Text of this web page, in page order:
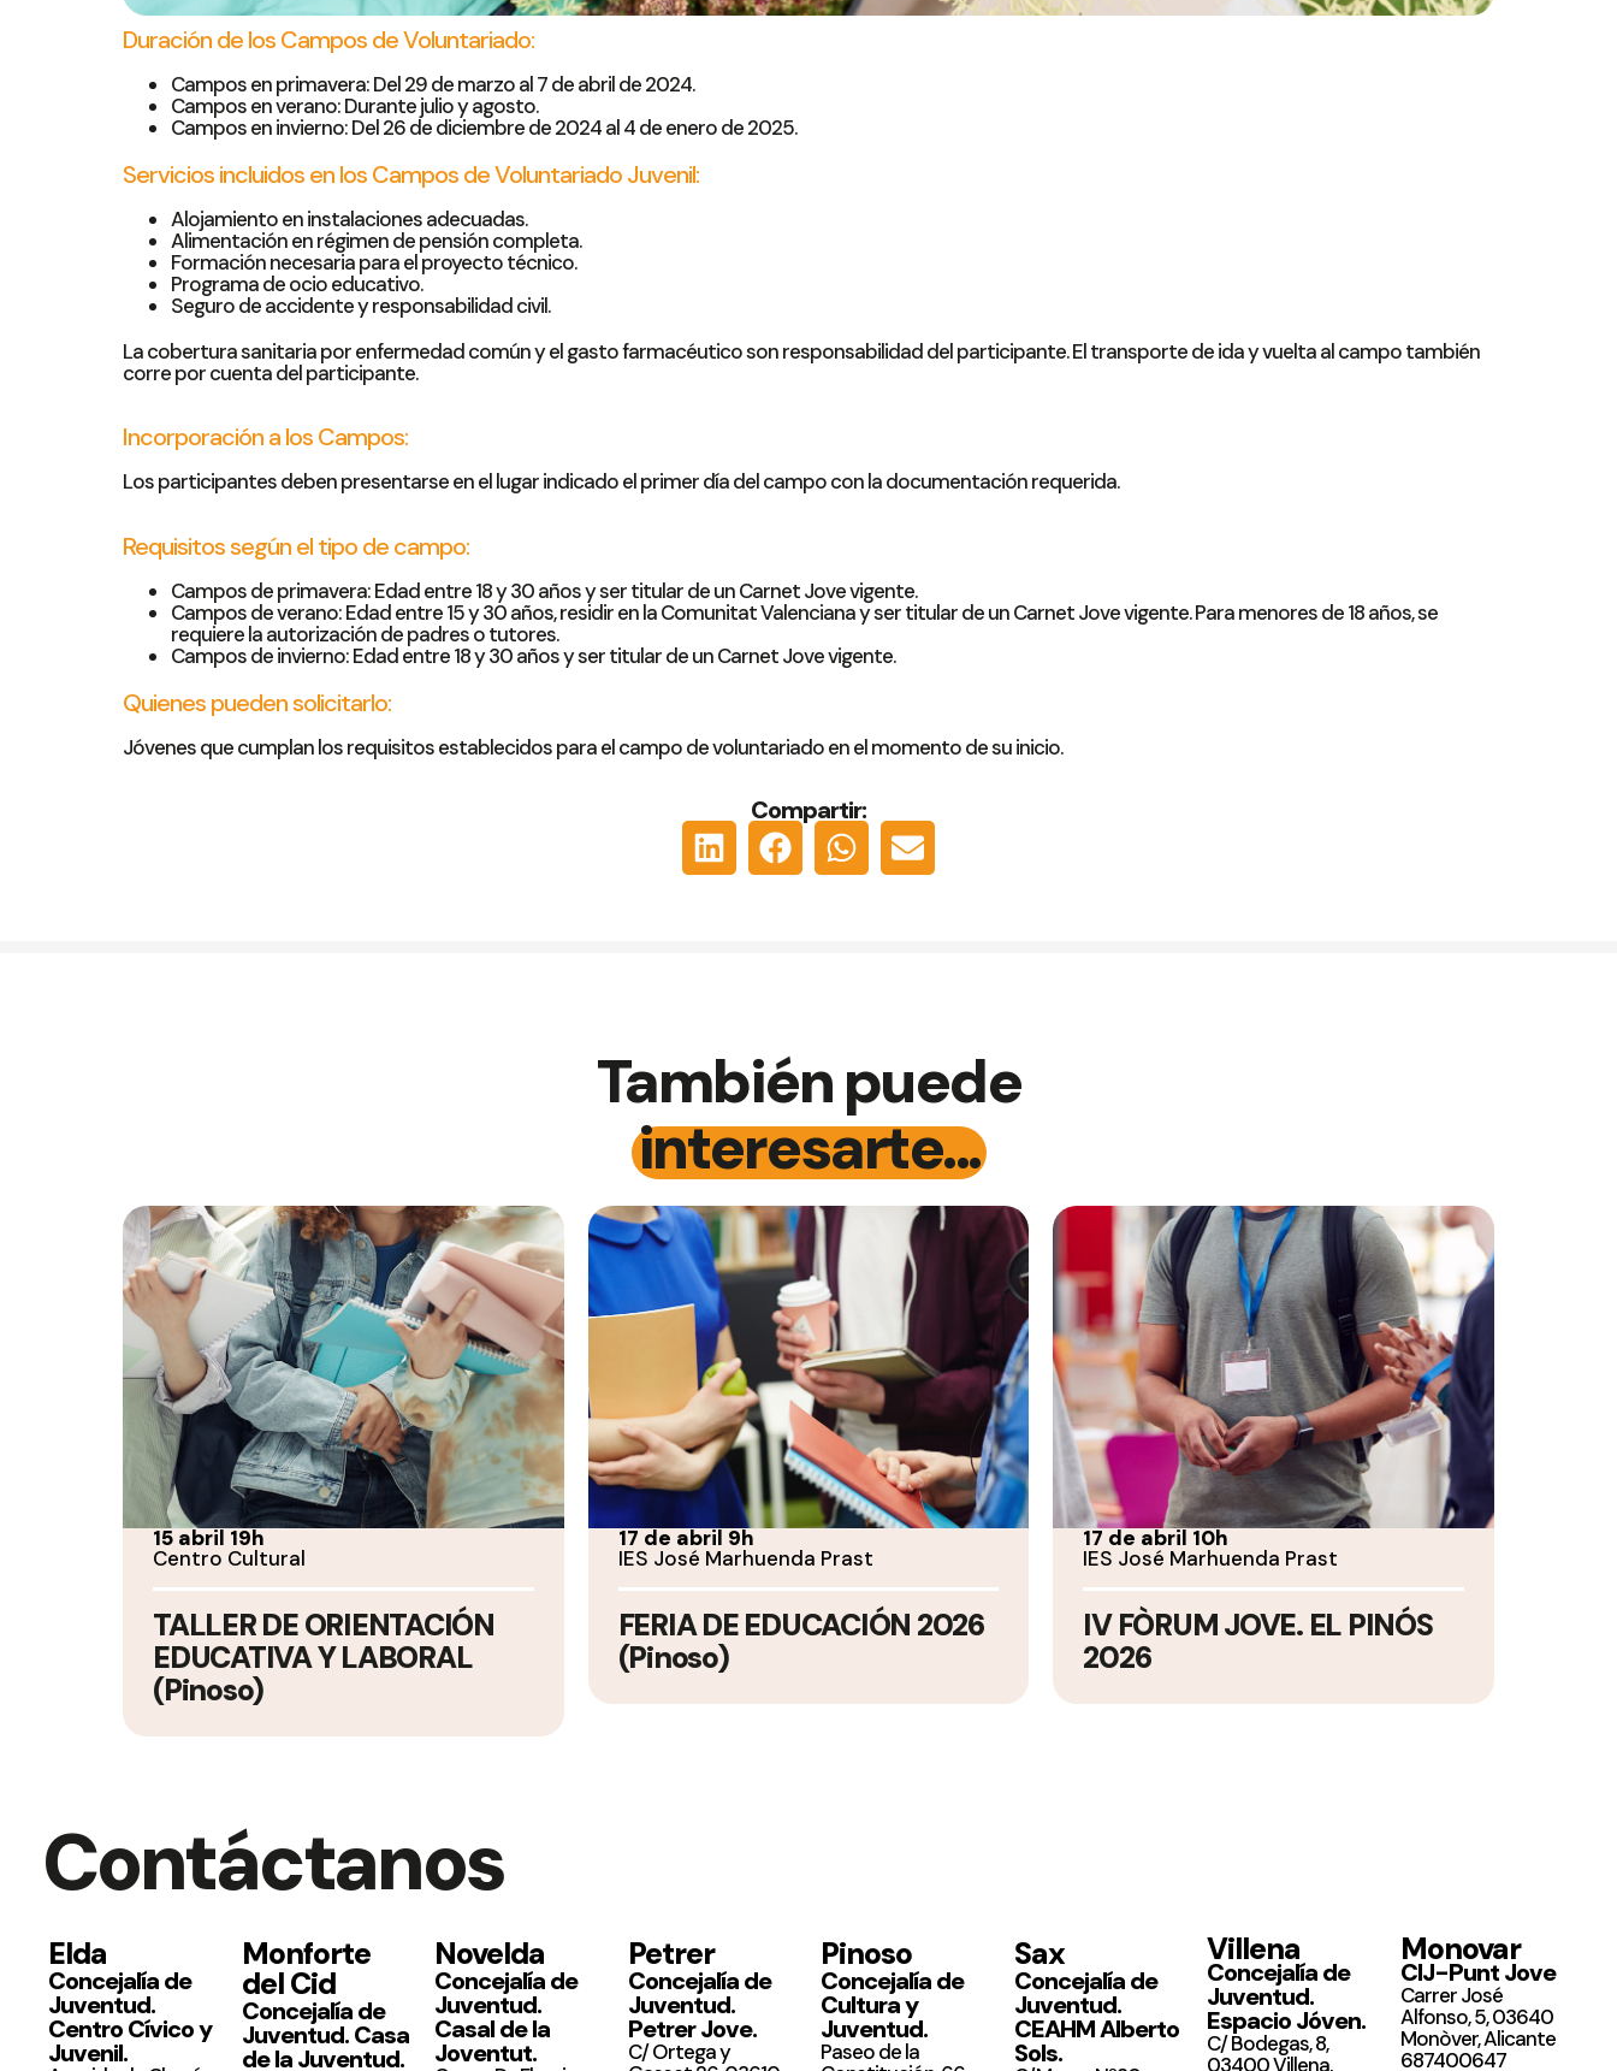
Duración de los Campos de Voluntariado:
Campos en primavera: Del 29 de marzo al 7 de abril de 2024.
Campos en verano: Durante julio y agosto.
Campos en invierno: Del 26 de diciembre de 2024 al 4 de enero de 2025.
Servicios incluidos en los Campos de Voluntariado Juvenil:
Alojamiento en instalaciones adecuadas.
Alimentación en régimen de pensión completa.
Formación necesaria para el proyecto técnico.
Programa de ocio educativo.
Seguro de accidente y responsabilidad civil.
La cobertura sanitaria por enfermedad común y el gasto farmacéutico son responsabilidad del participante. El transporte de ida y vuelta al campo también
corre por cuenta del participante.
Incorporación a los Campos:
Los participantes deben presentarse en el lugar indicado el primer día del campo con la documentación requerida.
Requisitos según el tipo de campo:
Campos de primavera: Edad entre 18 y 30 años y ser titular de un Carnet Jove vigente.
Campos de verano: Edad entre 15 y 30 años, residir en la Comunitat Valenciana y ser titular de un Carnet Jove vigente. Para menores de 18 años, se
requiere la autorización de padres o tutores.
Campos de invierno: Edad entre 18 y 30 años y ser titular de un Carnet Jove vigente.
Quienes pueden solicitarlo:
Jóvenes que cumplan los requisitos establecidos para el campo de voluntariado en el momento de su inicio.
Compartir:
También puede
interesarte...
15 abril 19h
Centro Cultural
TALLER DE ORIENTACIÓN
EDUCATIVA Y LABORAL
(Pinoso)
17 de abril 9h
IES José Marhuenda Prast
FERIA DE EDUCACIÓN 2026
(Pinoso)
17 de abril 10h
IES José Marhuenda Prast
IV FÒRUM JOVE. EL PINÓS
2026
Contáctanos
Elda
Concejalía de
Juventud.
Centro Cívico y
Juvenil.
Monforte
del Cid
Concejalía de
Juventud. Casa
de la Juventud.
Novelda
Concejalía de
Juventud.
Casal de la
Joventut.
Petrer
Concejalía de
Juventud.
Petrer Jove.
C/ Ortega y
Pinoso
Concejalía de
Cultura y
Juventud.
Paseo de la
Sax
Concejalía de
Juventud.
CEAHM Alberto
Sols.
Villena
Concejalía de
Juventud.
Espacio Jóven.
C/ Bodegas, 8,
03400 Villena,
Monovar
CIJ-Punt Jove
Carrer José
Alfonso, 5, 03640
Monòver, Alicante
687400647